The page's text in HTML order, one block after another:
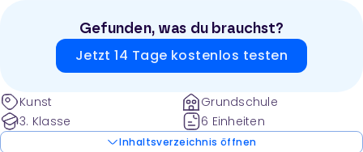
Gefunden, was du brauchst?
Jetzt 14 Tage kostenlos testen
Kunst
3. Klasse
Grundschule
6 Einheiten
Inhaltsverzeichnis öffnen